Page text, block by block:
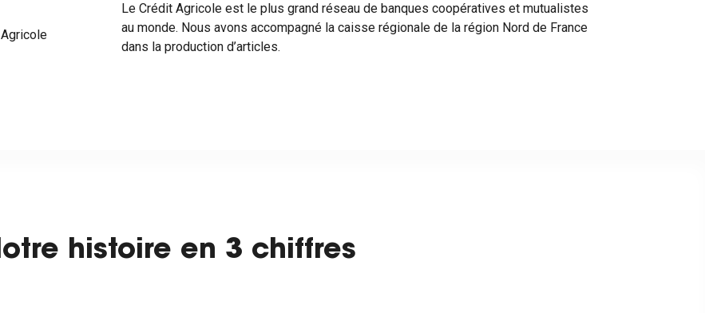
Le Crédit Agricole est le plus grand réseau de banques coopératives et mutualistes
au monde. Nous avons accompagné la caisse régionale de la région Nord de France
dans la production d’articles.
histoire en 3 chiffres